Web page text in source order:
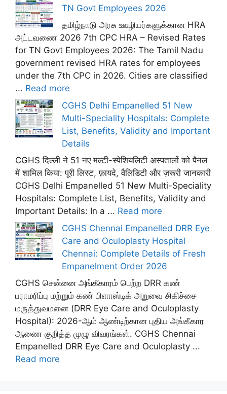
TN Govt Employees 2026
தமிழ்நாடு அரசு ஊழியர்களுக்கான HRA
அட்டவணை 2026 7th CPC HRA – Revised Rates
for TN Govt Employees 2026: The Tamil Nadu
government revised HRA rates for employees
under the 7th CPC in 2026. Cities are classified
... Read more
CGHS Delhi Empanelled 51 New
Multi-Speciality Hospitals: Complete
List, Benefits, Validity and Important
Details
CGHS दिल्ली ने 51 नए मल्टी-स्पेशियलिटी अस्पतालों को पैनल
में शामिल किया: पूरी लिस्ट, फ़ायदे, वैलिडिटी और ज़रूरी जानकारी
CGHS Delhi Empanelled 51 New Multi-Speciality
Hospitals: Complete List, Benefits, Validity and
Important Details: In a ... Read more
CGHS Chennai Empanelled DRR Eye
Care and Oculoplasty Hospital
Chennai: Complete Details of Fresh
Empanelment Order 2026
CGHS சென்னை அங்கீகாரம் பெற்ற DRR கண்
பராமரிப்பு மற்றும் கண் பிளாஸ்டிக் அறுவை சிகிச்சை
மருத்துவமனை (DRR Eye Care and Oculoplasty
Hospital): 2026-ஆம் ஆண்டிற்கான புதிய அங்கீகார
ஆணை குறித்த முழு விவரங்கள். CGHS Chennai
Empanelled DRR Eye Care and Oculoplasty ...
Read more